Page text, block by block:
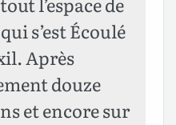
s’est Écoulé
Après
douze
et encore sur